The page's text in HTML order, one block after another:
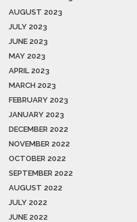
AUGUST 2023
JULY 2023
JUNE 2023
MAY 2023
APRIL 2023
MARCH 2023
FEBRUARY 2023
JANUARY 2023
DECEMBER 2022
NOVEMBER 2022
OCTOBER 2022
SEPTEMBER 2022
AUGUST 2022
JULY 2022
JUNE 2022